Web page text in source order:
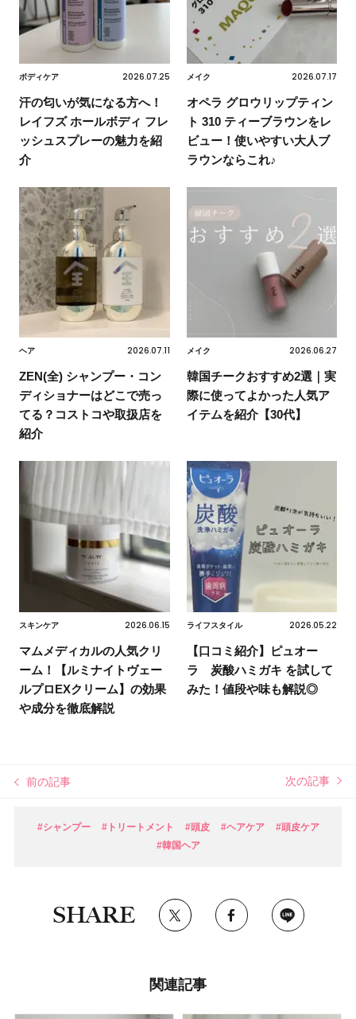
ボディケア 2026.07.25
汗の匂いが気になる方へ！
レイフズ ホールボディ フレ
ッシュスプレーの魅力を紹
介
メイク 2026.07.17
オペラ グロウリップティン
ト 310 ティーブラウンをレ
ビュー！使いやすい大人ブ
ラウンならこれ♪
ヘア 2026.07.11
ZEN(全) シャンプー・コン
ディショナーはどこで売っ
てる？コストコや取扱店を
紹介
メイク 2026.06.27
韓国チークおすすめ2選｜実
際に使ってよかった人気ア
イテムを紹介【30代】
スキンケア 2026.06.15
マムメディカルの人気クリ
ーム！【ルミナイトヴェー
ルプロEXクリーム】の効果
や成分を徹底解説
ライフスタイル 2026.05.22
【口コミ紹介】ピュオー
ラ 炭酸ハミガキ を試して
みた！値段や味も解説◎
前の記事 次の記事
#シャンプー #トリートメント #頭皮 #ヘアケア
#頭皮ケア
#韓国ヘア
SHARE
関連記事